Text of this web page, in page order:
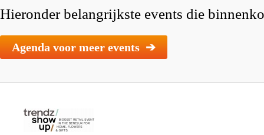
Hieronder belangrijkste events die
Agenda voor meer events ➔